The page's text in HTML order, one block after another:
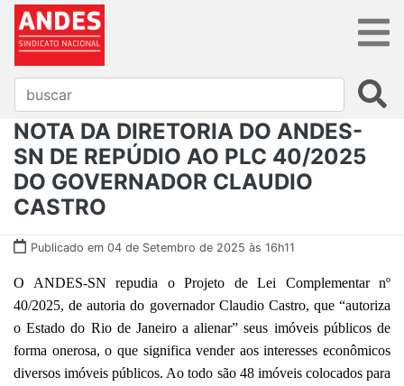
NOTA DA DIRETORIA DO ANDES-
SN DE REPÚDIO AO PLC 40/2025
DO GOVERNADOR CLAUDIO
CASTRO
Publicado em 04 de Setembro de 2025 às 16h11
O ANDES-SN repudia o Projeto de Lei Complementar nº
40/2025, de autoria do governador Claudio Castro, que “autoriza
o Estado do Rio de Janeiro a alienar” seus imóveis públicos de
forma onerosa, o que significa vender aos interesses econômicos
diversos imóveis públicos. Ao todo são 48 imóveis colocados para